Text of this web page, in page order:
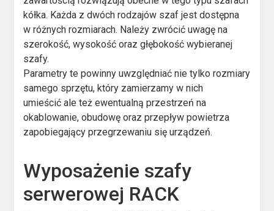
kółka. Każda z dwóch rodzajów szaf jest dostępna
w różnych rozmiarach. Należy zwrócić uwagę na
szerokość, wysokość oraz głębokość wybieranej
szafy.
Parametry te powinny uwzględniać nie tylko rozmiary
samego sprzętu, który zamierzamy w nich
umieścić ale też ewentualną przestrzeń na
okablowanie, obudowę oraz przepływ powietrza
zapobiegający przegrzewaniu się urządzeń.
Wyposażenie szafy
serwerowej RACK